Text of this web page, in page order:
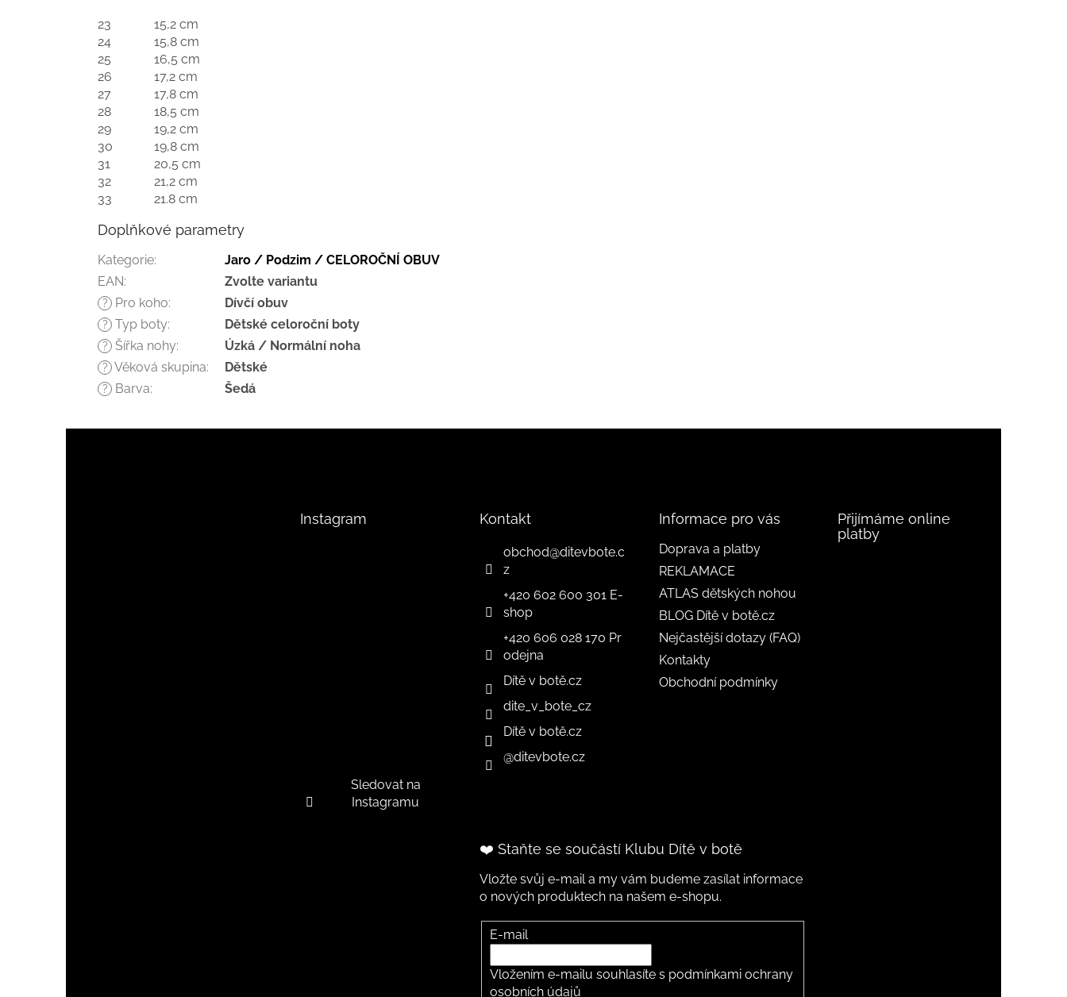
23
15,2 cm
24
15,8 cm
25
16,5 cm
26
17,2 cm
27
17,8 cm
28
18,5 cm
29
19,2 cm
30
19,8 cm
31
20,5 cm
32
21,2 cm
33
21.8 cm
Doplňkové parametry
Kategorie:
Jaro / Podzim / CELOROČNÍ OBUV
EAN: Zvolte variantu
? Pro koho: Dívčí obuv
? Typ boty: Dětské celoroční boty
? Šířka nohy: Úzká / Normální noha
? Věková skupina: Dětské
? Barva: Šedá
Instagram
Sledovat na
Instagramu
Kontakt
obchod@ditevbote.c
z
+420 602 600 301 E-
shop
+420 606 028 170 Pr
odejna
Dítě v botě.cz
dite_v_bote_cz
Dítě v botě.cz
@ditevbote.cz
Informace pro vás
Doprava a platby
REKLAMACE
ATLAS dětských nohou
BLOG Dítě v botě.cz
Nejčastější dotazy (FAQ)
Kontakty
Obchodní podmínky
Přijímáme online
platby
❤️ Staňte se součástí Klubu Dítě v botě
Vložte svůj e-mail a my vám budeme zasílat informace
o nových produktech na našem e-shopu.
E-mail
Vložením e-mailu souhlasíte s podmínkami ochrany
osobních údajů